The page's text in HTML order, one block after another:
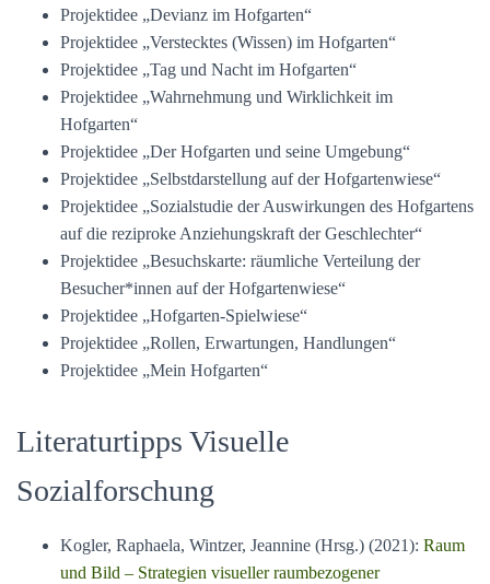
Projektidee „Devianz im Hofgarten“
Projektidee „Verstecktes (Wissen) im Hofgarten“
Projektidee „Tag und Nacht im Hofgarten“
Projektidee „Wahrnehmung und Wirklichkeit im
Hofgarten“
Projektidee „Der Hofgarten und seine Umgebung“
Projektidee „Selbstdarstellung auf der Hofgartenwiese“
Projektidee „Sozialstudie der Auswirkungen des Hofgartens
auf die reziproke Anziehungskraft der Geschlechter“
Projektidee „Besuchskarte: räumliche Verteilung der
Besucher*innen auf der Hofgartenwiese“
Projektidee „Hofgarten-Spielwiese“
Projektidee „Rollen, Erwartungen, Handlungen“
Projektidee „Mein Hofgarten“
Literaturtipps Visuelle
Sozialforschung
Kogler, Raphaela, Wintzer, Jeannine (Hrsg.) (2021): Raum
und Bild – Strategien visueller raumbezogener